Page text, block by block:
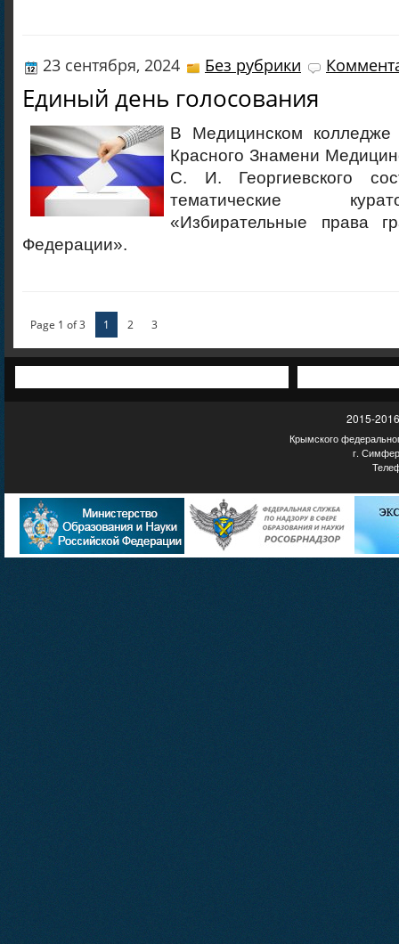
23 сентября, 2024 Без рубрики
Единый день голосования
В Медицинском колледже
Красного Знамени
С. И. Георгиевского
тематические
«Избирательные права
Федерации».
Page 1 of 3 1 2 3
2015-
Крымского
г.